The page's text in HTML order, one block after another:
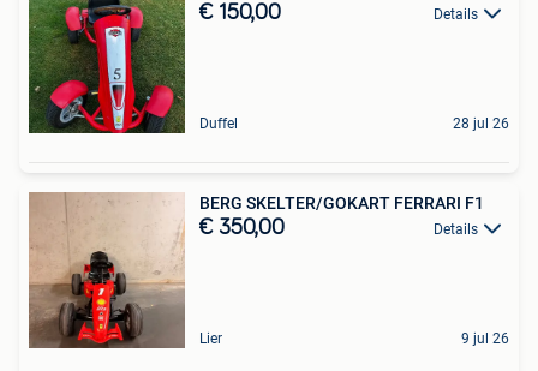
€ 150,00 Details
Duffel 28 jul 26
BERG SKELTER/GOKART FERRARI F1
€ 350,00 Details
Lier 9 jul 26